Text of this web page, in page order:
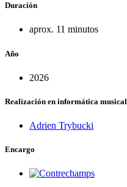
Duración
aprox. 11 minutos
Año
2026
Realización en informática musical
Adrien Trybucki
Encargo